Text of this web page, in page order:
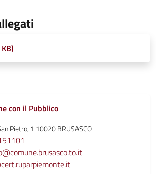
con il Pubblico
Pietro, 1 10020 BRUSASCO